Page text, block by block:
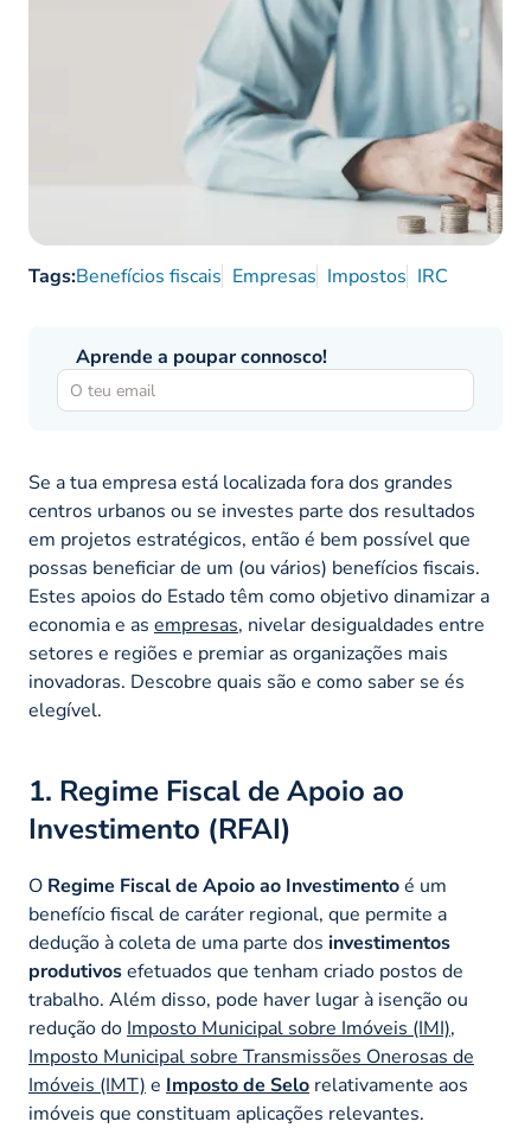
Tags:Benefícios fiscais Empresas Impostos IRC
Aprende a poupar connosco!
Se a tua empresa está localizada fora dos grandes
centros urbanos ou se investes parte dos resultados
em projetos estratégicos, então é bem possível que
possas beneficiar de um (ou vários) benefícios fiscais.
Estes apoios do Estado têm como objetivo dinamizar a
economia e as empresas, nivelar desigualdades entre
setores e regiões e premiar as organizações mais
inovadoras. Descobre quais são e como saber se és
elegível.
1. Regime Fiscal de Apoio ao
Investimento (RFAI)
O Regime Fiscal de Apoio ao Investimentoé um
benefício fiscal de caráter regional, que permite a
dedução à coleta de uma parte dos investimentos
produtivosefetuados que tenham criado postos de
trabalho. Além disso, pode haver lugar à isenção ou
redução do Imposto Municipal sobre Imóveis (IMI),
Imposto Municipal sobre Transmissões Onerosas de
Imóveis (IMT) e Imposto de Selo relativamente aos
imóveis que constituam aplicações relevantes.